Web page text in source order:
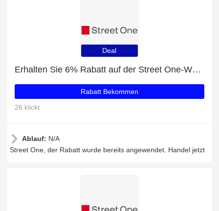
Deal
Erhalten Sie 6% Rabatt auf der Street One-Website
Rabatt Bekommen
26 klickt
Ablauf: N/A
Street One, der Rabatt wurde bereits angewendet. Handel jetzt